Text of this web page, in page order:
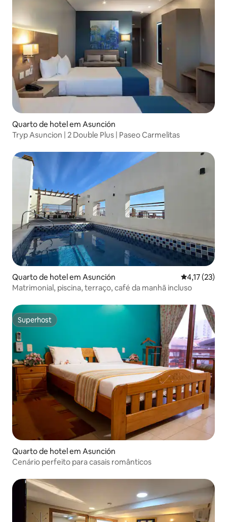
Quarto de hotel em Asunción
Tryp Asuncion | 2 Double Plus | Paseo Carmelitas
Quarto de hotel em Asunción
4,17 (23)
Matrimonial, piscina, terraço, café da manhã incluso
Superhost
Superhost
Quarto de hotel em Asunción
Cenário perfeito para casais românticos